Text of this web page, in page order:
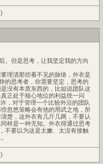
但是思考，让我坚定我的方向
理清那些看不见的脉络，外衣是
的思考者，你需要坚定，思考的
没有本质东西的，比如说团队这
正处于核心地位的利益统一问
，对于管理一个比较外沿的团队
忽悠策略会有他的用武之地，所
楚，这外衣有几斤几两，不要认
样是一种无知。外衣得通过思考
不要以为这是太嫩、太没有接触